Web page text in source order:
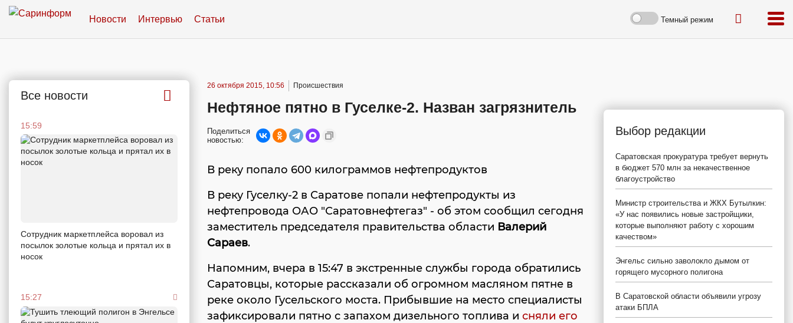
Новости Интервью Статьи Темный режим
Все новости
15:59
Сотрудник маркетплейса воровал из
посылок золотые кольца и прятал их в
носок
15:27
26 октября 2015, 10:56 Происшествия
Нефтяное пятно в Гуселке-2. Назван загрязнитель
Поделиться
новостью:
В реку попало 600 килограммов нефтепродуктов
В реку Гуселку-2 в Саратове попали нефтепродукты из
нефтепровода ОАО "Саратовнефтегаз" - об этом сообщил сегодня
заместитель председателя правительства области Валерий
Сараев.
Напомним, вчера в 15:47 в экстренные службы города обратились
Саратовцы, которые рассказали об огромном масляном пятне в
реке около Гусельского моста. Прибывшие на место специалисты
зафиксировали пятно с запахом дизельного топлива и сняли его
Выбор редакции
Саратовская прокуратура требует вернуть
в бюджет 570 млн за некачественное
благоустройство
Министр строительства и ЖКХ Бутылкин:
«У нас появились новые застройщики,
которые выполняют работу с хорошим
качеством»
Энгельс сильно заволокло дымом от
горящего мусорного полигона
В Саратовской области объявили угрозу
атаки БПЛА